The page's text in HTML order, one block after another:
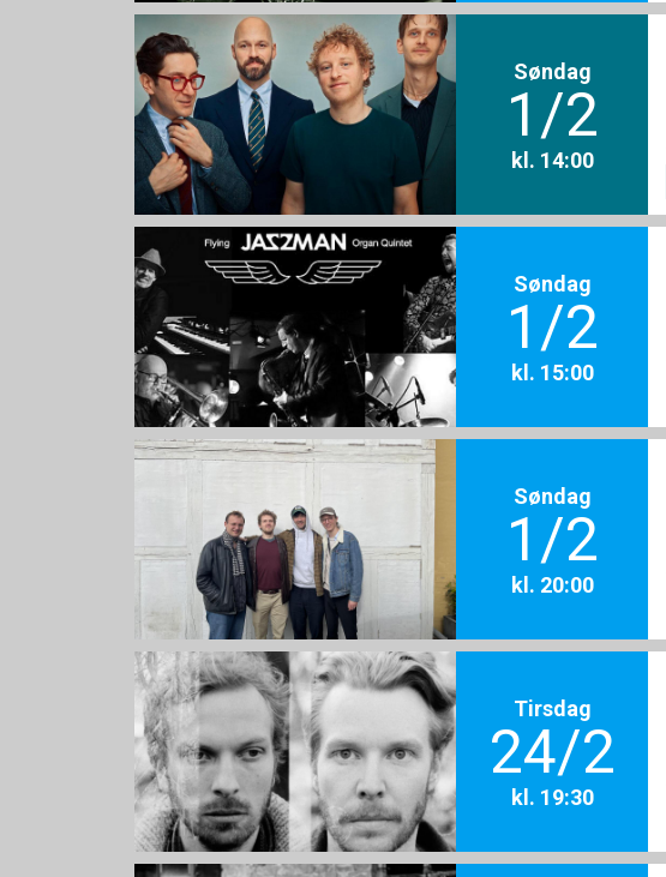
Søndag
1/2
kl. 14:00
Søndag
1/2
kl. 15:00
Søndag
1/2
kl. 20:00
Tirsdag
24/2
kl. 19:30